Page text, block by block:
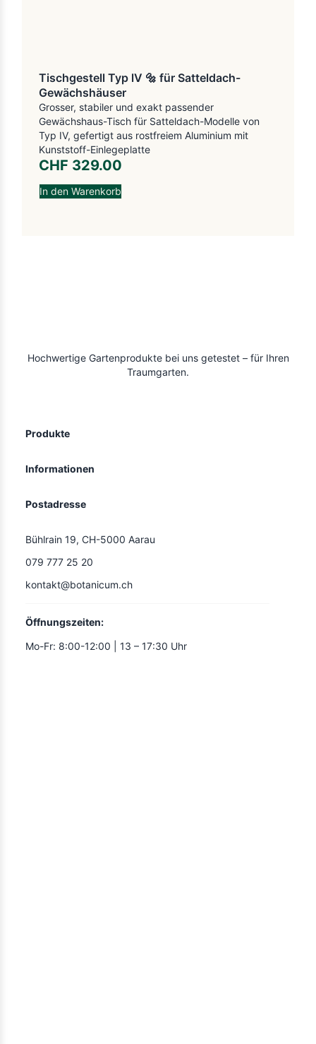
Tischgestell Typ lV 🔩 für Satteldach-
Gewächshäuser
Grosser, stabiler und exakt passender
Gewächshaus-Tisch für Satteldach-Modelle von
Typ IV, gefertigt aus rostfreiem Aluminium mit
Kunststoff-Einlegeplatte
CHF 329.00
In den Warenkorb
Hochwertige Gartenprodukte bei uns getestet – für Ihren
Traumgarten.
Produkte
Informationen
Postadresse
Bühlrain 19, CH-5000 Aarau
079 777 25 20
kontakt@botanicum.ch
Öffnungszeiten:
Mo-Fr: 8:00-12:00 | 13 – 17:30 Uhr